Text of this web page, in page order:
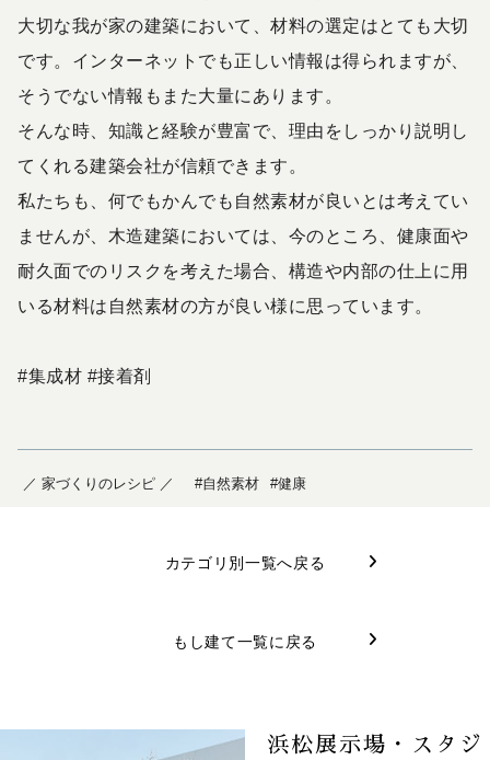
大切な我が家の建築において、材料の選定はとても大切
です。インターネットでも正しい情報は得られますが、
そうでない情報もまた大量にあります。
そんな時、知識と経験が豊富で、理由をしっかり説明し
てくれる建築会社が信頼できます。
私たちも、何でもかんでも自然素材が良いとは考えてい
ませんが、木造建築においては、今のところ、健康面や
耐久面でのリスクを考えた場合、構造や内部の仕上に用
いる材料は自然素材の方が良い様に思っています。
#集成材 #接着剤
／ 家づくりのレシピ ／ #自然素材 #健康
カテゴリ別一覧へ戻る
もし建て一覧に戻る
浜松展示場・スタジ